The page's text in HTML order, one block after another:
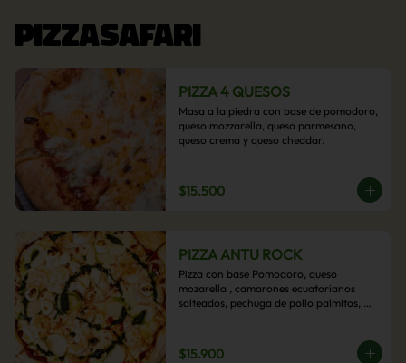
PIZZASAFARI
PIZZA 4 QUESOS
Masa a la piedra con base de pomodoro,
queso mozzarella, queso parmesano,
queso crema y queso cheddar.
$15.500
PIZZA ANTU ROCK
Pizza con base Pomodoro, queso
mozarella , camarones ecuatorianos
salteados, pechuga de pollo palmitos,
$15.900